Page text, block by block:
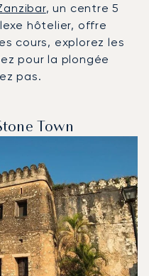
, un centre 5
hôtelier, offre
cours, explorez les
pour la plongée
pas.
Town